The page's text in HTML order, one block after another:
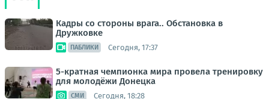
Кадры со стороны врага.. Обстановка в
Дружковке
ПАБЛИКИ Сегодня, 17:37
5-кратная чемпионка мира провела тренировку
для молодёжи Донецка
СМИ Сегодня, 18:28